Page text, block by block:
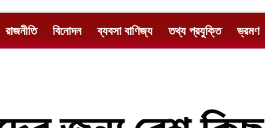
রাজনীতি বিনোদন ব্যবসা বাণিজ্য তথ্য প্রযুক্তি ভ্রমণ